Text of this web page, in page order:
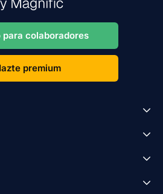
para colaboradores
premium